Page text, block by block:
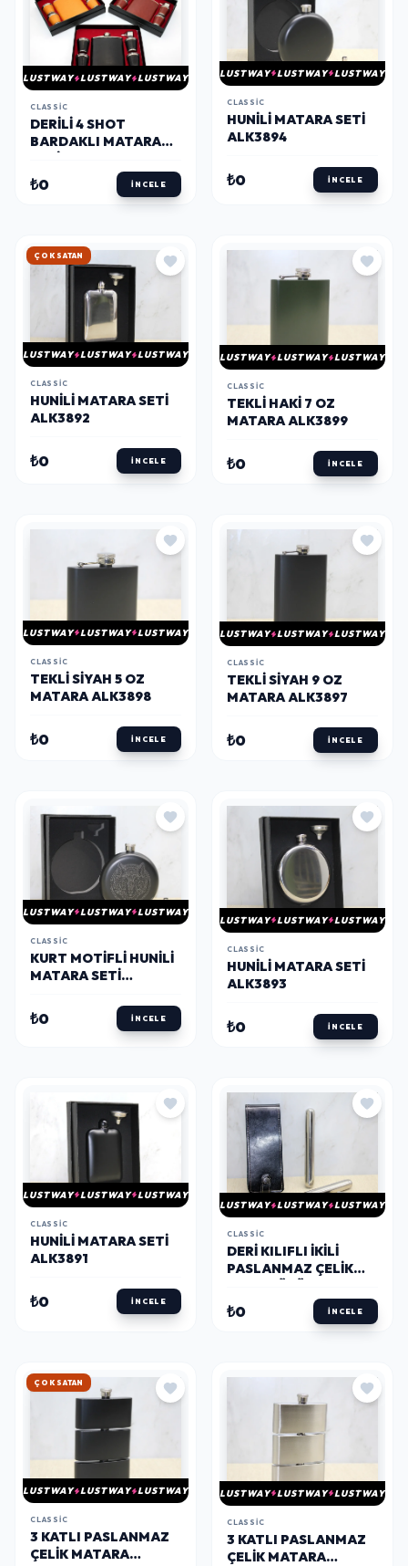
LUSTWAY LUSTWAY LUSTWAY
CLASSIC
DERILI 4 SHOT
BARDAKLI MATARA
₺0 İNCELE
LUSTWAY LUSTWAY LUSTWAY
CLASSIC
HUNILI MATARA SETI
ALK3894
₺0 İNCELE
HIZLI KARGO
LUSTWAY LUSTWAY LUSTWAY
CLASSIC
HUNILI MATARA SETI
ALK3892
₺0 İNCELE
LUSTWAY LUSTWAY LUSTWAY
CLASSIC
TEKLI HAKI 7 OZ
MATARA ALK3899
₺0 İNCELE
LUSTWAY LUSTWAY LUSTWAY
CLASSIC
TEKLI SIYAH 5 OZ
MATARA ALK3898
₺0 İNCELE
LUSTWAY LUSTWAY LUSTWAY
CLASSIC
TEKLI SIYAH 9 OZ
MATARA ALK3897
₺0 İNCELE
LUSTWAY LUSTWAY LUSTWAY
CLASSIC
KURT MOTIFLI HUNILI
MATARA SETI
₺0 İNCELE
LUSTWAY LUSTWAY LUSTWAY
CLASSIC
HUNILI MATARA SETI
ALK3893
₺0 İNCELE
LUSTWAY LUSTWAY LUSTWAY
CLASSIC
HUNILI MATARA SETI
ALK3891
₺0 İNCELE
LUSTWAY LUSTWAY LUSTWAY
CLASSIC
DERI KILIFLI İKILI
PASLANMAZ ÇELIK
₺0 İNCELE
HIZLI KARGO
LUSTWAY LUSTWAY LUSTWAY
CLASSIC
3 KATLI PASLANMAZ
ÇELIK MATARA
LUSTWAY LUSTWAY LUSTWAY
CLASSIC
3 KATLI PASLANMAZ
ÇELIK MATARA